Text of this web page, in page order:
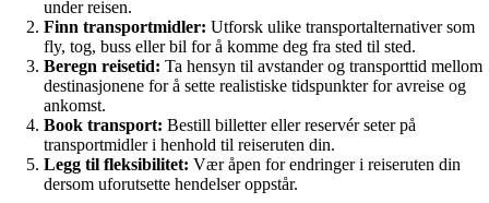
under reisen.
Finn transportmidler: Utforsk ulike transportalternativer som
fly, tog, buss eller bil for å komme deg fra sted til sted.
Beregn reisetid: Ta hensyn til avstander og transporttid mellom
destinasjonene for å sette realistiske tidspunkter for avreise og
ankomst.
Book transport: Bestill billetter eller reservér seter på
transportmidler i henhold til reiseruten din.
Legg til fleksibilitet: Vær åpen for endringer i reiseruten din
dersom uforutsette hendelser oppstår.